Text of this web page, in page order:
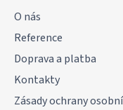
O nás
Reference
Doprava a platba
Kontakty
Zásady ochrany